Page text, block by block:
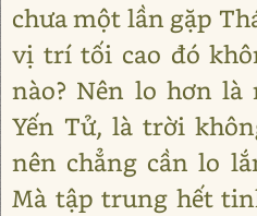
chưa một lần gặp
vị trí tối cao đó
nào? Nên lo hơn là
Yến Tử, là trời
nên chẳng cần lo
Mà tập trung hết